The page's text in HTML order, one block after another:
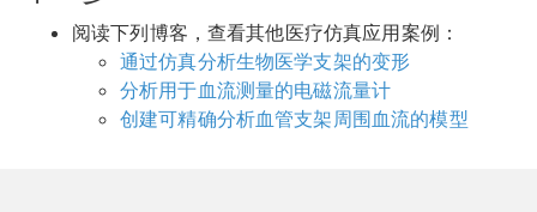
阅读下列博客，查看其他医疗仿真应用案例：
通过仿真分析生物医学支架的变形
分析用于血流测量的电磁流量计
创建可精确分析血管支架周围血流的模型